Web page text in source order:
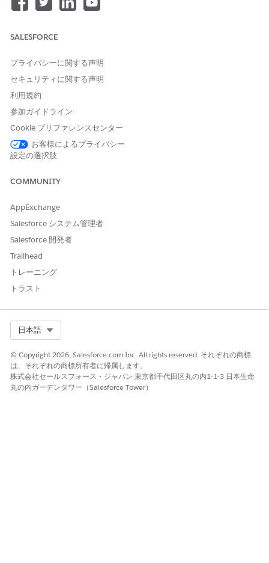
アクションの詳細
従ってカスタマイズします。エージェントが代理でこのアクショ
設定することをお勧めします。
頼の維持」
を参照してください。
このアクションにより、ケースの安全な作成が開始され、[社外秘
の苦情をエスカレーション] フローを使用して AI エージェントか
ら HR または法務スペシャリストに会話が移行されます。
API 参照名
参照アクション種別
参照アクション
入力:
出力
このアクションで 1 つ以上の
プロンプトテンプレートが実
行されますか?
このアクションをトリガーする発言の例
「この目的を削除します。私の役割には関係ありません。」
「以前のパフォーマンス目標をキャンセルします。」
SALESFORCE
プライバシーに関する声明
セキュリティに関する声明
利用規約
参加ガイドライン:
Cookie プリファレンスセンター
お客様によるプライバシー
設定の選択肢
COMMUNITY
AppExchange
Salesforce システム管理者
Salesforce 開発者
Trailhead
トレーニング
トラスト
日本語
© Copyright 2026, Salesforce.com Inc. All rights reserved. それぞれの商標
は、それぞれの商標所有者に帰属します。
株式会社セールスフォース・ジャパン 東京都千代田区丸の内1-1-3 日本生命
丸の内ガーデンタワー（Salesforce Tower）